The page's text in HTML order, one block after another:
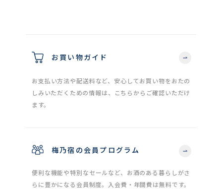
お買い物ガイド
お支払い方法や配送料など、安心してお買い物をおたの
しみいただくための情報は、こちらからご確認いただけ
ます。
梅乃宿の会員プログラム
便利な機能や特別なセールなど、お酒のある暮らしがさ
らに豊かになる会員制度。入会費・年間費は無料です。